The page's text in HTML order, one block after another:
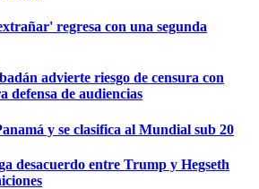
regresa con una segunda
advierte riesgo de censura con
defensa de audiencias
y se clasifica al Mundial sub 20
desacuerdo entre Trump y Hegseth